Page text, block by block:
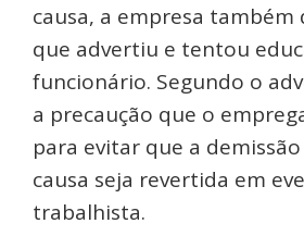
causa, a empresa também
que advertiu e tentou
funcionário. Segundo o
a precaução que o
para evitar que a
causa seja revertida em
trabalhista.